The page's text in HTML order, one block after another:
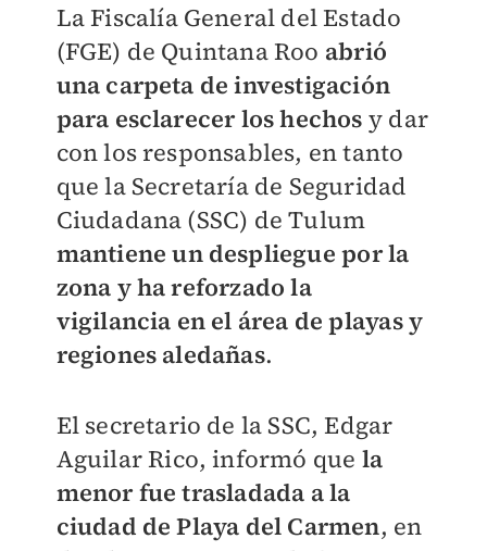
La Fiscalía General del Estado
(FGE) de Quintana Roo abrió
una carpeta de investigación
para esclarecer los hechos y dar
con los responsables, en tanto
que la Secretaría de Seguridad
Ciudadana (SSC) de Tulum
mantiene un despliegue por la
zona y ha reforzado la
vigilancia en el área de playas y
regiones aledañas.
El secretario de la SSC, Edgar
Aguilar Rico, informó que la
menor fue trasladada a la
ciudad de Playa del Carmen, en